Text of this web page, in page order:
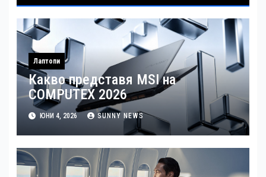
Лаптопи
Какво представя MSI на
COMPUTEX 2026
ЮНИ 4, 2026 SUNNY NEWS